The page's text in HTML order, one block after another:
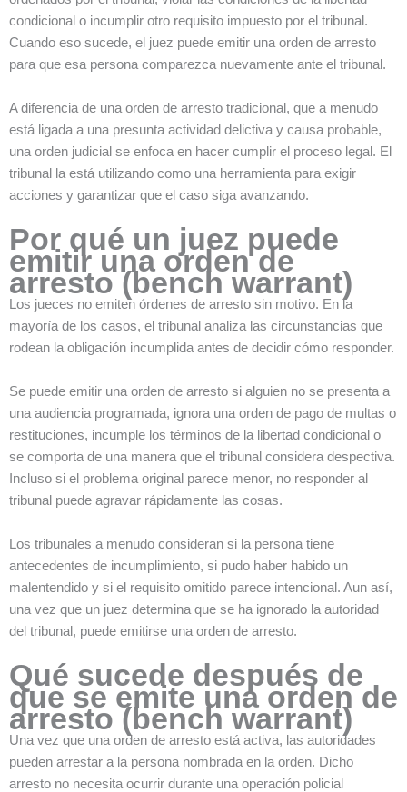
condicional o incumplir otro requisito impuesto por el tribunal.
Cuando eso sucede, el juez puede emitir una orden de arresto
para que esa persona comparezca nuevamente ante el tribunal.
A diferencia de una orden de arresto tradicional, que a menudo
está ligada a una presunta actividad delictiva y causa probable,
una orden judicial se enfoca en hacer cumplir el proceso legal. El
tribunal la está utilizando como una herramienta para exigir
acciones y garantizar que el caso siga avanzando.
Por qué un juez puede
emitir una orden de
arresto (bench warrant)
Los jueces no emiten órdenes de arresto sin motivo. En la
mayoría de los casos, el tribunal analiza las circunstancias que
rodean la obligación incumplida antes de decidir cómo responder.
Se puede emitir una orden de arresto si alguien no se presenta a
una audiencia programada, ignora una orden de pago de multas o
restituciones, incumple los términos de la libertad condicional o
se comporta de una manera que el tribunal considera despectiva.
Incluso si el problema original parece menor, no responder al
tribunal puede agravar rápidamente las cosas.
Los tribunales a menudo consideran si la persona tiene
antecedentes de incumplimiento, si pudo haber habido un
malentendido y si el requisito omitido parece intencional. Aun así,
una vez que un juez determina que se ha ignorado la autoridad
del tribunal, puede emitirse una orden de arresto.
Qué sucede después de
que se emite una orden de
arresto (bench warrant)
Una vez que una orden de arresto está activa, las autoridades
pueden arrestar a la persona nombrada en la orden. Dicho
arresto no necesita ocurrir durante una operación policial